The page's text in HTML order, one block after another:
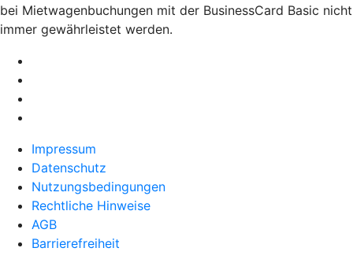
bei Mietwagenbuchungen mit der BusinessCard Basic nicht
immer gewährleistet werden.
Impressum
Datenschutz
Nutzungsbedingungen
Rechtliche Hinweise
AGB
Barrierefreiheit